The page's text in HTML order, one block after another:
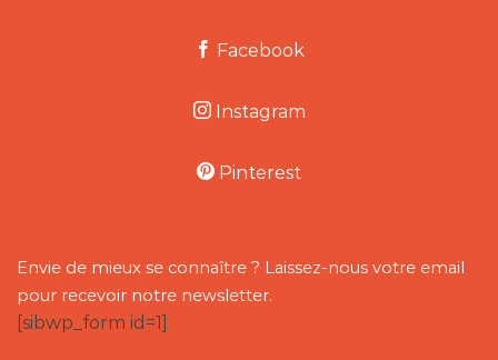
Facebook
Instagram
Pinterest
Envie de mieux se connaître ? Laissez-nous votre email
pour recevoir notre newsletter.
[sibwp_form id=1]